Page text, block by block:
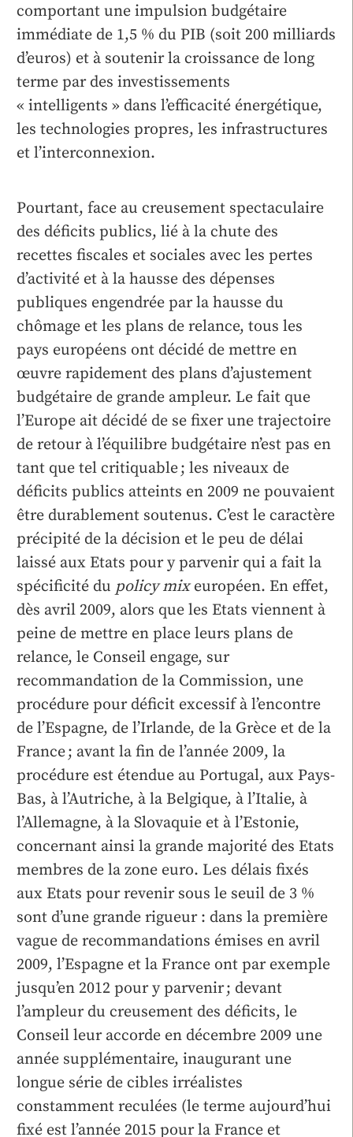
comportant une impulsion budgétaire
immédiate de 1,5 % du PIB (soit 200 milliards
d’euros) et à soutenir la croissance de long
terme par des investissements
« intelligents » dans l’efficacité énergétique,
les technologies propres, les infrastructures
et l’interconnexion.
Pourtant, face au creusement spectaculaire
des déficits publics, lié à la chute des
recettes fiscales et sociales avec les pertes
d’activité et à la hausse des dépenses
publiques engendrée par la hausse du
chômage et les plans de relance, tous les
pays européens ont décidé de mettre en
œuvre rapidement des plans d’ajustement
budgétaire de grande ampleur. Le fait que
l’Europe ait décidé de se fixer une trajectoire
de retour à l’équilibre budgétaire n’est pas en
tant que tel critiquable ; les niveaux de
déficits publics atteints en 2009 ne pouvaient
être durablement soutenus. C’est le caractère
précipité de la décision et le peu de délai
laissé aux Etats pour y parvenir qui a fait la
spécificité du policy mixeuropéen. En effet,
dès avril 2009, alors que les Etats viennent à
peine de mettre en place leurs plans de
relance, le Conseil engage, sur
recommandation de la Commission, une
procédure pour déficit excessif à l’encontre
de l’Espagne, de l’Irlande, de la Grèce et de la
France ; avant la fin de l’année 2009, la
procédure est étendue au Portugal, aux Pays-
Bas, à l’Autriche, à la Belgique, à l’Italie, à
l’Allemagne, à la Slovaquie et à l’Estonie,
concernant ainsi la grande majorité des Etats
membres de la zone euro. Les délais fixés
aux Etats pour revenir sous le seuil de 3 %
sont d’une grande rigueur : dans la première
vague de recommandations émises en avril
2009, l’Espagne et la France ont par exemple
jusqu’en 2012 pour y parvenir ; devant
l’ampleur du creusement des déficits, le
Conseil leur accorde en décembre 2009 une
année supplémentaire, inaugurant une
longue série de cibles irréalistes
constamment reculées (le terme aujourd’hui
fixé est l’année 2015 pour la France et